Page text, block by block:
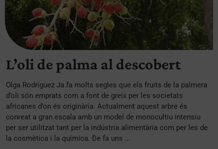
L’oli de palma al descobert
Olga Rodríguez Ja fa molts segles que els fruits de la palmera
d’oli són emprats com a font de greix per les societats
africanes d’on és originària. Actualment aquest arbre és
conreat a gran escala amb un model de monocultiu intensiu
per ser utilitzat tant per la indústria alimentària com per les de
la cosmètica i la química. De fa uns ...